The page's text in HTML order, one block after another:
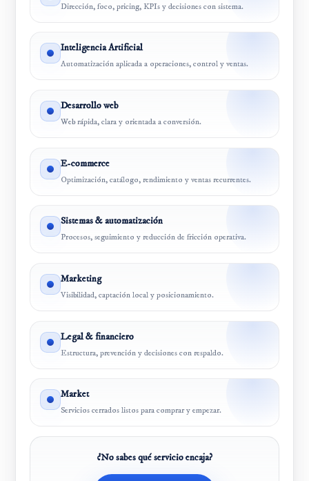
Dirección, foco, pricing, KPIs y decisiones con sistema.
Inteligencia Artificial
Automatización aplicada a operaciones, control y ventas.
Desarrollo web
Web rápida, clara y orientada a conversión.
E-commerce
Optimización, catálogo, rendimiento y ventas recurrentes.
Sistemas & automatización
Procesos, seguimiento y reducción de fricción operativa.
Marketing
Visibilidad, captación local y posicionamiento.
Legal & financiero
Estructura, prevención y decisiones con respaldo.
Market
Servicios cerrados listos para comprar y empezar.
¿No sabes qué servicio encaja?